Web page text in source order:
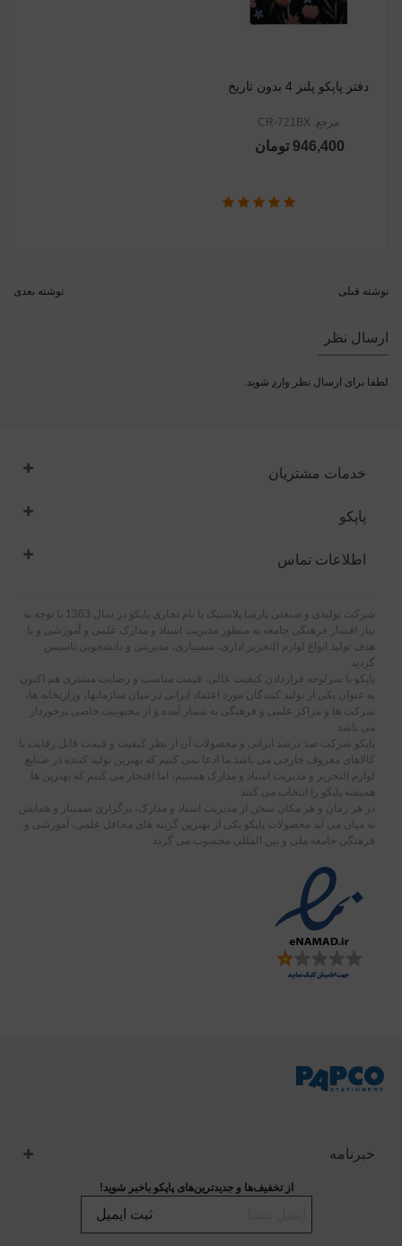
دفتر پاپکو پلنر 4 بدون تاریخ
مرجع: CR-721BX
946,400 تومان
نوشته قبلی نوشته بعدی
ارسال نظر
لطفا برای ارسال نظر وارد شوید.
خدمات مشتریان
پاپکو
اطلاعات تماس
شرکت تولیدی و صنعتی پارسا پلاستیک با نام تجاری پاپکو در سال 1363 با توجه به
نیاز اقشار فرهنگی جامعه به منظور مدیریت اسناد و مدارک علمی و آموزشی و با
هدف تولید انواع لوازم التحریر اداری، سمیناری، مدیریتی و دانشجویی تاسیس
گردید
پاپکو با سرلوحه قراردادن کیفیت عالی، قیمت مناسب و رضایت مشتری هم اکنون
به عنوان یکی از تولید کنندگان مورد اعتماد ایرانی در میان سازمانها، وزارتخانه ها،
شرکت ها و مراکز علمی و فرهنگی به شمار آمده و از محبوبیت خاصی برخوردار
می باشد
پاپکو شرکت صد درصد ایرانی و محصولات آن از نظر کیفیت و قیمت قابل رقابت با
کالاهای معروف خارجی می باشد.ما ادعا نمی کنیم که بهترین تولید کننده در صنایع
لوازم التحریر و مدیریت اسناد و مدارک هستیم، اما افتخار می کنیم که بهترین ها
همیشه پاپکو را انتخاب می کنند
در هر زمان و هر مکان سخن از مدیریت اسناد و مدارک، برگزاری سمینار و همایش
به میان می آید محصولات پاپکو یکی از بهترین گزینه های محافل علمی، آموزشی و
فرهنگی جامعه ملی و بین المللی محسوب می گردد
خبرنامه
از تخفیف‌ها و جدیدترین‌های پاپکو باخبر شوید!
ثبت ایمیل